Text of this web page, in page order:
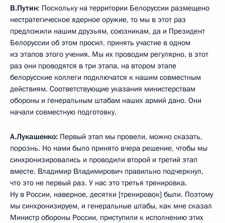
В.Путин: Поскольку на территории Белоруссии размещено
нестратегическое ядерное оружие, то мы в этот раз
предложили нашим друзьям, союзникам, да и Президент
Белоруссии об этом просил, принять участие в одном
из этапов этого учения. Мы их проводим регулярно, в этот
раз они проводятся в три этапа, на втором этапе
белорусские коллеги подключатся к нашим совместным
действиям. Соответствующие указания министерствам
обороны и генеральным штабам наших армий дано. Они
начали совместную подготовку.
А.Лукашенко: Первый этап мы провели, можно сказать,
порознь. Но нами было принято вчера решение, чтобы мы
синхронизировались и проводили второй и третий этап
вместе. Владимир Владимирович правильно подчеркнул,
что это не первый раз. У нас это третья тренировка.
Ну в России, наверное, десятки [тренировок] были. Поэтому
мы синхронизируем, и генеральные штабы, как мне сказал
Министр обороны России, приступили к исполнению этих